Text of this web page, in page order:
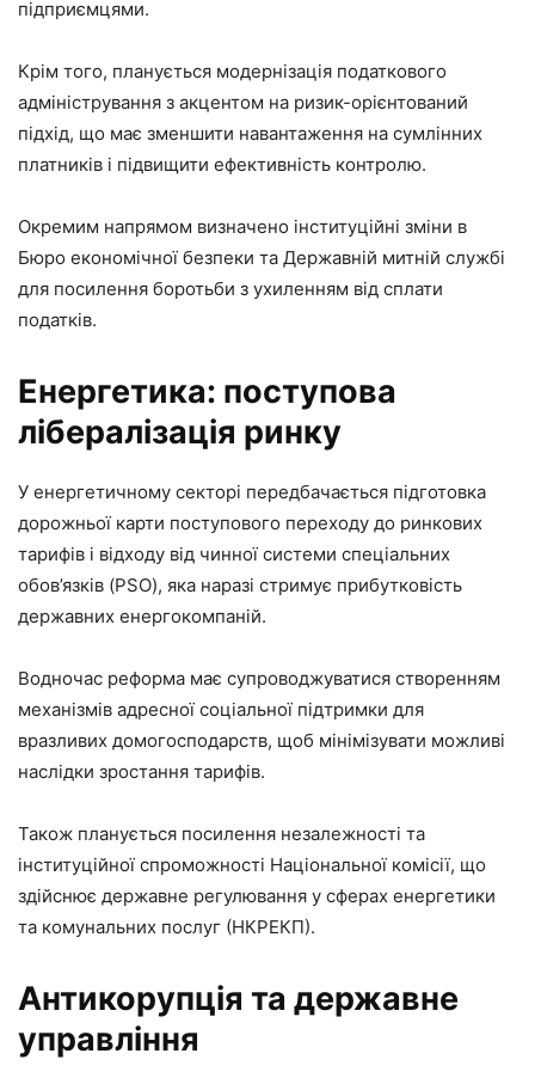
підприємцями.
Крім того, планується модернізація податкового
адміністрування з акцентом на ризик-орієнтований
підхід, що має зменшити навантаження на сумлінних
платників і підвищити ефективність контролю.
Окремим напрямом визначено інституційні зміни в
Бюро економічної безпеки та Державній митній службі
для посилення боротьби з ухиленням від сплати
податків.
Енергетика: поступова
лібералізація ринку
У енергетичному секторі передбачається підготовка
дорожньої карти поступового переходу до ринкових
тарифів і відходу від чинної системи спеціальних
обов’язків (PSO), яка наразі стримує прибутковість
державних енергокомпаній.
Водночас реформа має супроводжуватися створенням
механізмів адресної соціальної підтримки для
вразливих домогосподарств, щоб мінімізувати можливі
наслідки зростання тарифів.
Також планується посилення незалежності та
інституційної спроможності Національної комісії, що
здійснює державне регулювання у сферах енергетики
та комунальних послуг (НКРЕКП).
Антикорупція та державне
управління